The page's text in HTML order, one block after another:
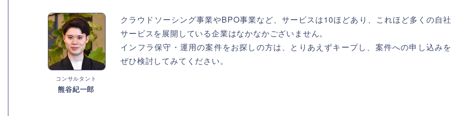
コンサルタント
熊谷紀一郎
クラウドソーシング事業やBPO事業など、サービスは10ほどあり、これほど多くの自社
サービスを展開している企業はなかなかございません。
インフラ保守・運用の案件をお探しの方は、とりあえずキープし、案件への申し込みを
ぜひ検討してみてください。